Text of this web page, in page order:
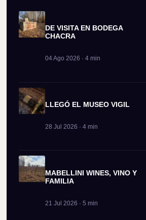
DE VISITA EN BODEGA
CHACRA
04 Ago 2026 · 4 min
LLEGÓ EL MUSEO VIGIL
28 Jul 2026 · 4 min
MABELLINI WINES, VINO Y
FAMILIA
21 Jul 2026 · 5 min